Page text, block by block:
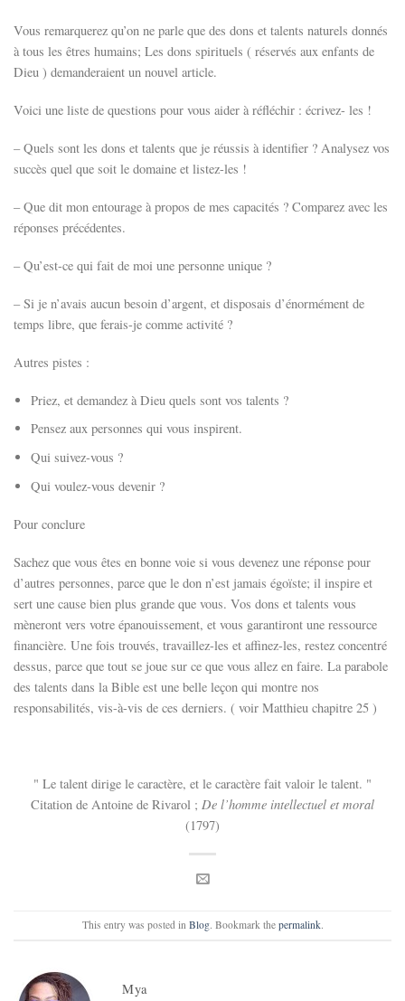
Vous remarquerez qu’on ne parle que des dons et talents naturels donnés
à tous les êtres humains; Les dons spirituels ( réservés aux enfants de
Dieu ) demanderaient un nouvel article.
Voici une liste de questions pour vous aider à réfléchir : écrivez- les !
– Quels sont les dons et talents que je réussis à identifier ? Analysez vos
succès quel que soit le domaine et listez-les !
– Que dit mon entourage à propos de mes capacités ? Comparez avec les
réponses précédentes.
– Qu’est-ce qui fait de moi une personne unique ?
– Si je n’avais aucun besoin d’argent, et disposais d’énormément de
temps libre, que ferais-je comme activité ?
Autres pistes :
Priez, et demandez à Dieu quels sont vos talents ?
Pensez aux personnes qui vous inspirent.
Qui suivez-vous ?
Qui voulez-vous devenir ?
Pour conclure
Sachez que vous êtes en bonne voie si vous devenez une réponse pour
d’autres personnes, parce que le don n’est jamais égoïste; il inspire et
sert une cause bien plus grande que vous. Vos dons et talents vous
mèneront vers votre épanouissement, et vous garantiront une ressource
financière. Une fois trouvés, travaillez-les et affinez-les, restez concentré
dessus, parce que tout se joue sur ce que vous allez en faire. La parabole
des talents dans la Bible est une belle leçon qui montre nos
responsabilités, vis-à-vis de ces derniers. ( voir Matthieu chapitre 25 )
Le talent dirige le caractère, et le caractère fait valoir le talent.
Citation de Antoine de Rivarol ; De l’homme intellectuel et moral
(1797)
This entry was posted in Blog. Bookmark the permalink.
Mya